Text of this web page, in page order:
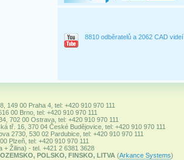
8810 odběratelů a 2062 CAD videí
149 00 Praha 4, tel: +420 910 970 111
00 Brno, tel: +420 910 970 111
702 00 Ostrava, tel: +420 910 970 111
tř. 16, 370 04 České Budějovice, tel: +420 910 970 111
2730, 530 02 Pardubice, tel: +420 910 970 111
Plzeň, tel: +420 910 970 111
+ Žilina) - tel. +421 2 6381 3628
POLSKO, FINSKO, LITVA (Arkance Systems)